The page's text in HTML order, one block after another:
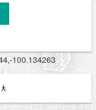
100.134263